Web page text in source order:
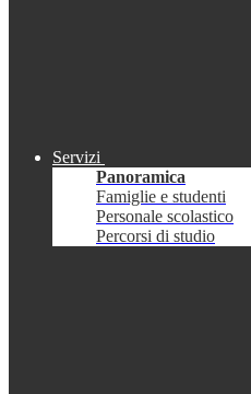
Servizi
Panoramica
Famiglie e studenti
Personale scolastico
Percorsi di studio